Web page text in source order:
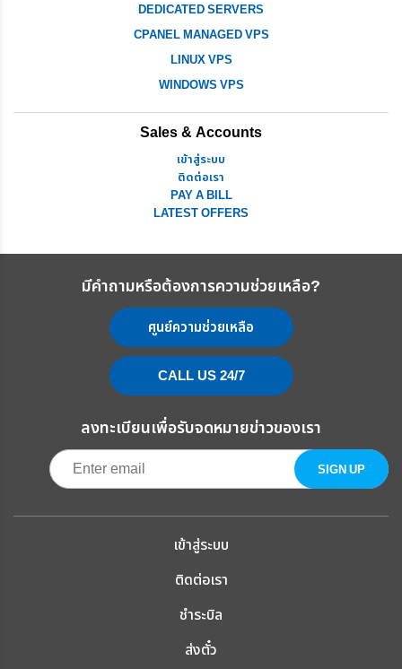
DEDICATED SERVERS
CPANEL MANAGED VPS
LINUX VPS
WINDOWS VPS
Sales & Accounts
เข้าสู่ระบบ
ติดต่อเรา
PAY A BILL
LATEST OFFERS
มีคำถามหรือต้องการความช่วยเหลือ?
ศูนย์ความช่วยเหลือ
CALL US 24/7
ลงทะเบียนเพื่อรับจดหมายข่าวของเรา
เข้าสู่ระบบ
ติดต่อเรา
ชำระบิล
ส่งตั๋ว